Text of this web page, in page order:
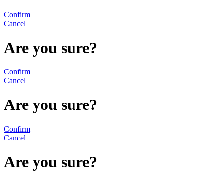
Confirm
Cancel
Are you sure?
Confirm
Cancel
Are you sure?
Confirm
Cancel
Are you sure?